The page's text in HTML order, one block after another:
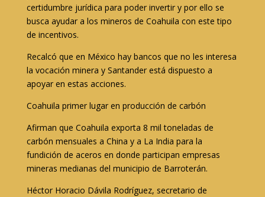
certidumbre jurídica para poder invertir y por ello se
busca ayudar a los mineros de Coahuila con este tipo
de incentivos.
Recalcó que en México hay bancos que no les interesa
la vocación minera y Santander está dispuesto a
apoyar en estas acciones.
Coahuila primer lugar en producción de carbón
Afirman que Coahuila exporta 8 mil toneladas de
carbón mensuales a China y a La India para la
fundición de aceros en donde participan empresas
mineras medianas del municipio de Barroterán.
Héctor Horacio Dávila Rodríguez, secretario de